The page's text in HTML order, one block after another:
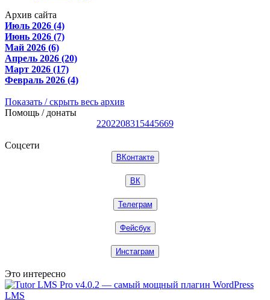
Архив сайта
Июль 2026 (4)
Июнь 2026 (7)
Май 2026 (6)
Апрель 2026 (20)
Март 2026 (17)
Февраль 2026 (4)
Показать / скрыть весь архив
Помощь / донаты
2202208315445669
Соцсети
ВКонтакте
ВК
Телеграм
Фейсбук
Инстаграм
Это интересно